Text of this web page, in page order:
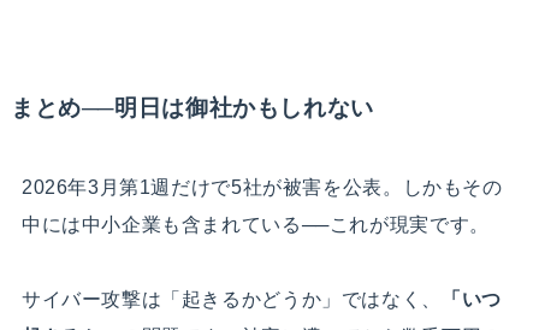
まとめ──明日は御社かもしれない
2026年3月第1週だけで5社が被害を公表。しかもその
中には中小企業も含まれている──これが現実です。
サイバー攻撃は「起きるかどうか」ではなく、
「いつ